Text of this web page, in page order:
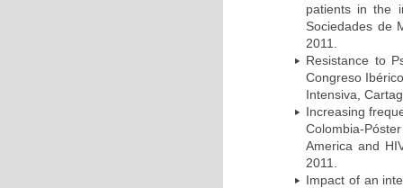
patients in the
Sociedades de
2011.
Resistance to
Congreso
Intensiva,
Increasing
Colombia-
America and
2011.
Impact of an